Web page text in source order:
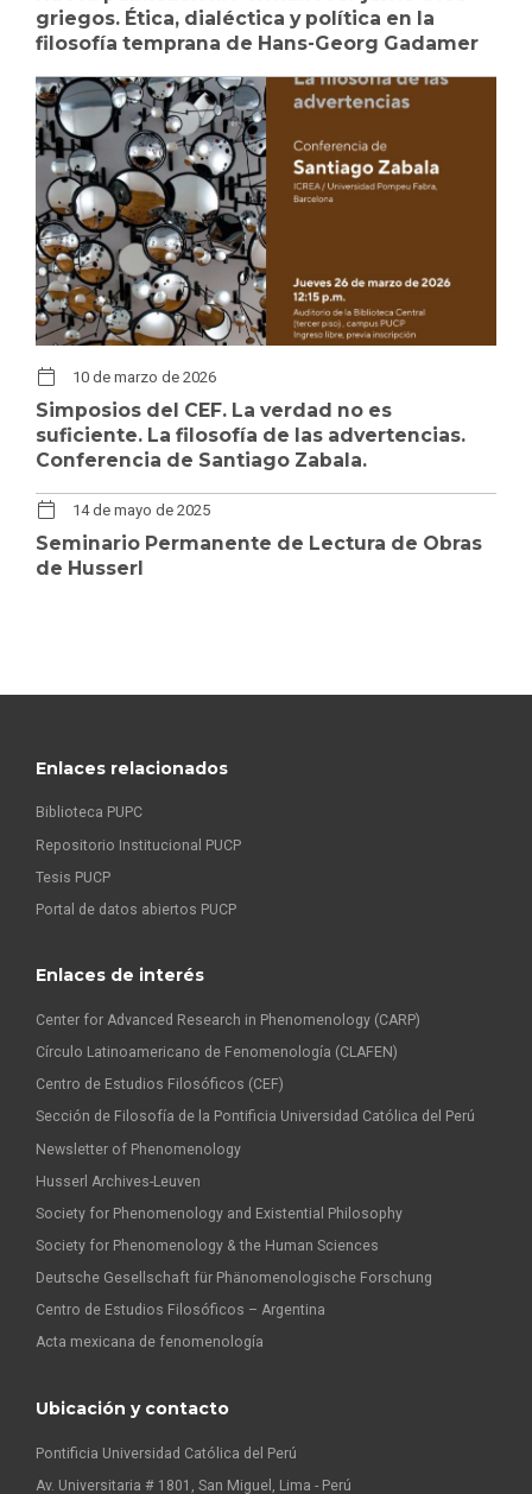
griegos. Ética, dialéctica y política en la
filosofía temprana de Hans-Georg Gadamer
10 de marzo de 2026
Simposios del CEF. La verdad no es
suficiente. La filosofía de las advertencias.
Conferencia de Santiago Zabala.
14 de mayo de 2025
Seminario Permanente de Lectura de Obras
de Husserl
Enlaces relacionados
Biblioteca PUPC
Repositorio Institucional PUCP
Tesis PUCP
Portal de datos abiertos PUCP
Enlaces de interés
Center for Advanced Research in Phenomenology (CARP)
Círculo Latinoamericano de Fenomenología (CLAFEN)
Centro de Estudios Filosóficos (CEF)
Sección de Filosofía de la Pontificia Universidad Católica del Perú
Newsletter of Phenomenology
Husserl Archives-Leuven
Society for Phenomenology and Existential Philosophy
Society for Phenomenology & the Human Sciences
Deutsche Gesellschaft für Phänomenologische Forschung
Centro de Estudios Filosóficos – Argentina
Acta mexicana de fenomenología
Ubicación y contacto
Pontificia Universidad Católica del Perú
Av. Universitaria # 1801, San Miguel, Lima - Perú